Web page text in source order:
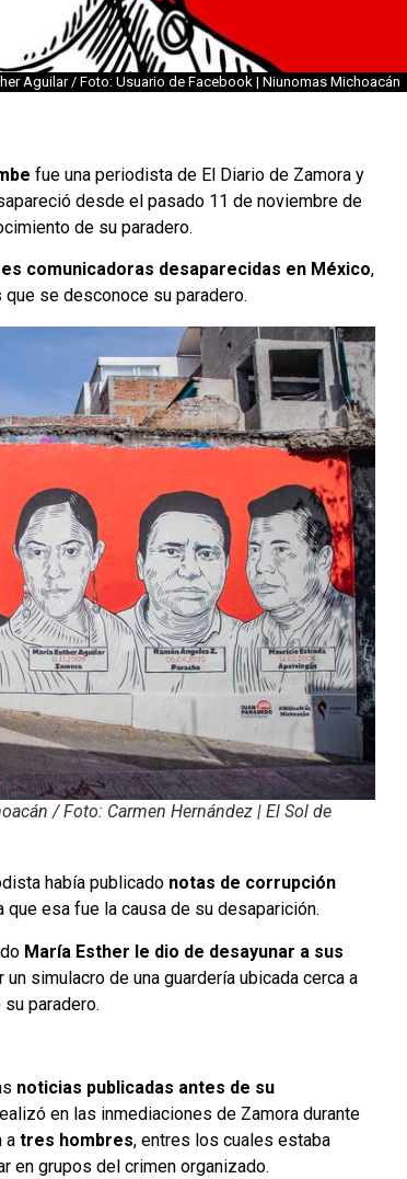
Aguilar / Foto: Usuario de Facebook | Niunomas Michoacán
fue una periodista de El Diario de Zamora y
desde el pasado 11 de noviembre de
de su paradero.
comunicadoras desaparecidas en México,
se desconoce su paradero.
/ Foto: Carmen Hernández | El Sol de
había publicado notas de corrupción
esa fue la causa de su desaparición.
María Esther le dio de desayunar a sus
simulacro de una guardería ubicada cerca a
paradero.
noticias publicadas antes de su
en las inmediaciones de Zamora durante
a tres hombres, entres los cuales estaba
en grupos del crimen organizado.